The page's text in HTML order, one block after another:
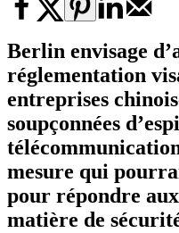
Berlin envisage
réglementation
entreprises
soupçonnées
mesure qui
pour répondre
matière de